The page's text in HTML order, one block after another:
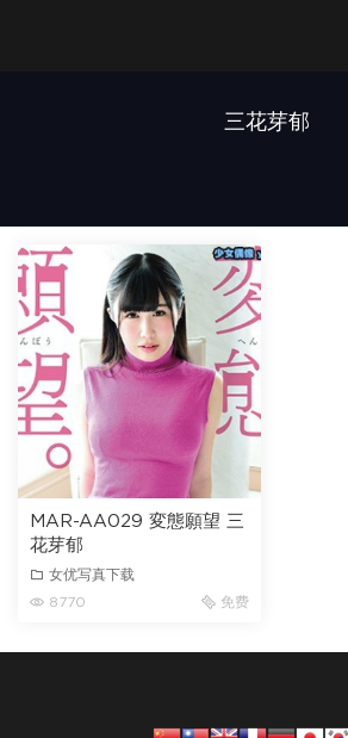
三花芽郁
MAR-AA029 変態願望 三
花芽郁
女优写真下载
8770
免费